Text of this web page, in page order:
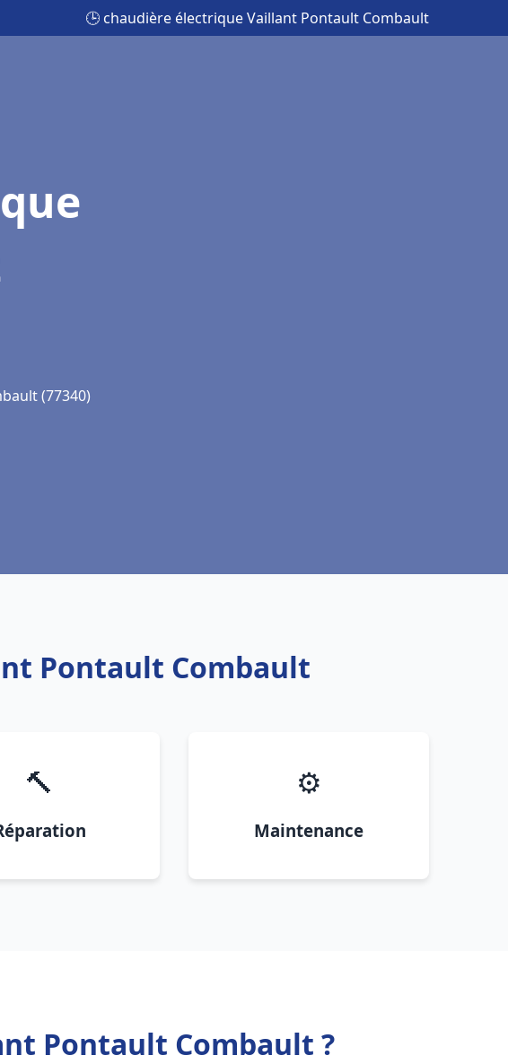
🕒 chaudière électrique Vaillant Pontault Combault
(77340)
Pontault Combault
🔨 ⚙️
Maintenance
Pontault Combault ?